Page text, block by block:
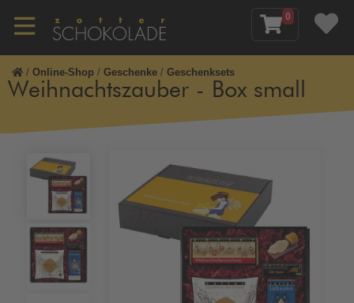
0
/ Online-Shop / Geschenke / Geschenksets
Weihnachtszauber - Box small